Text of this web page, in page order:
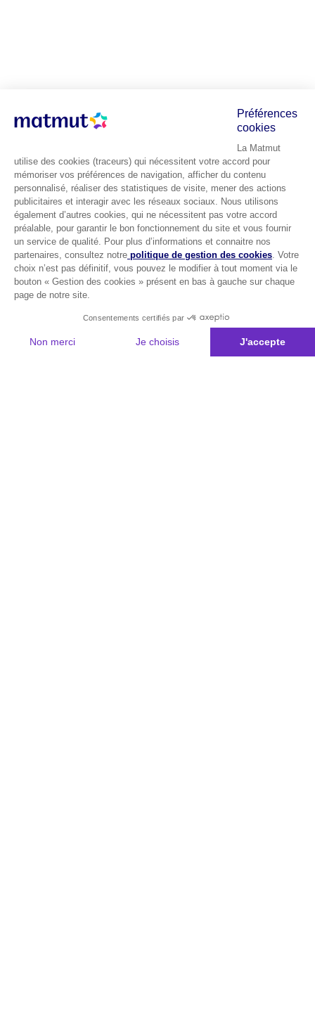
Préférences
cookies
La Matmut
utilise des cookies (traceurs) qui nécessitent votre accord pour
mémoriser vos préférences de navigation, afficher du contenu
personnalisé, réaliser des statistiques de visite, mener des actions
publicitaires et interagir avec les réseaux sociaux. Nous utilisons
également d’autres cookies, qui ne nécessitent pas votre accord
préalable, pour garantir le bon fonctionnement du site et vous fournir
un service de qualité. Pour plus d’informations et connaitre nos
partenaires, consultez notre politique de gestion des cookies. Votre
choix n’est pas définitif, vous pouvez le modifier à tout moment via le
bouton « Gestion des cookies » présent en bas à gauche sur chaque
page de notre site.
Consentements certifiés par
Non merci Je choisis
J'accepte